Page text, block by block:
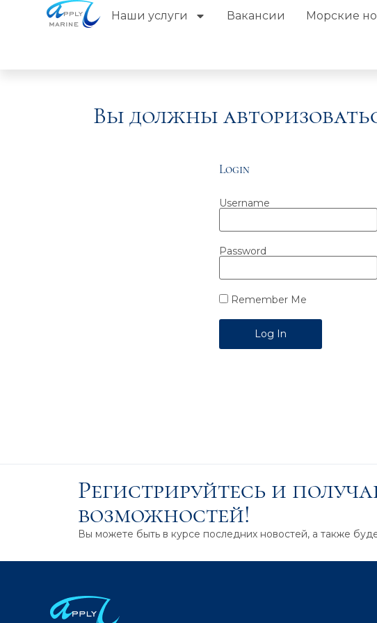
Наши услуги Вакансии Морские
Вы должны
Login
Username
Password
Remember Me
Регистрируйтесь и
возможностей!
Вы можете быть в курсе последних новостей, а также